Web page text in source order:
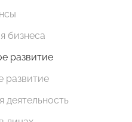
бизнеса
развитие
развитие